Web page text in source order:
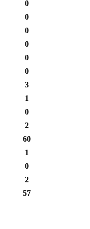
0
0
0
0
0
0
3
1
0
2
60
1
0
2
57